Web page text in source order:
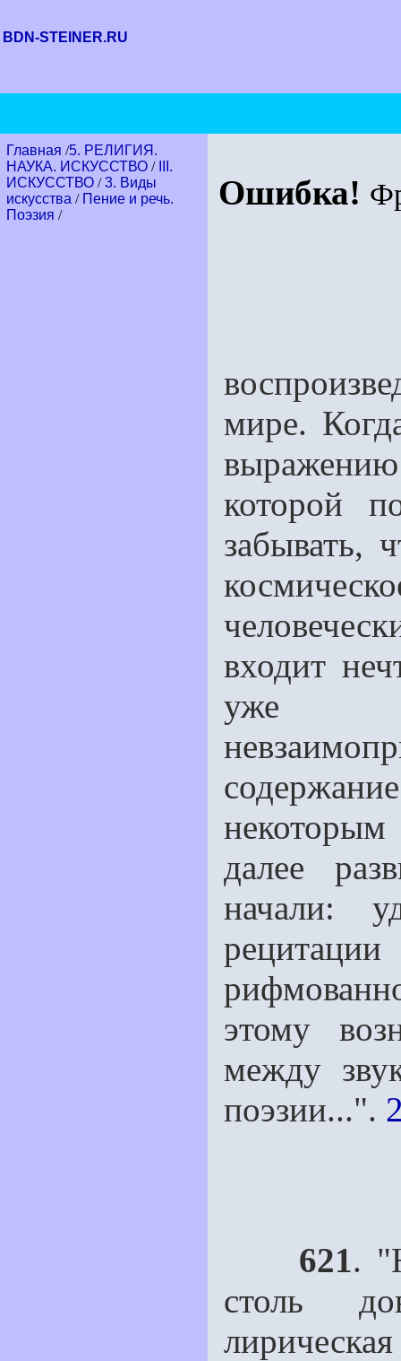
BDN-STEINER.RU
Главная /5. РЕЛИГИЯ.
НАУКА. ИСКУССТВО /
III.
ИСКУССТВО /3. Виды
искусства / Пение и речь.
Поэзия /
Ошибка!
мире.
которой
забывать,
входит
уже
далее
начали:
этому
между
поэзии...".
621.
столь